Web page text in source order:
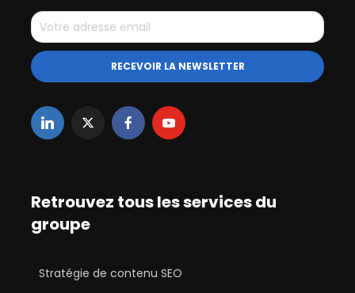
Retrouvez tous les services du
groupe
Stratégie de contenu SEO